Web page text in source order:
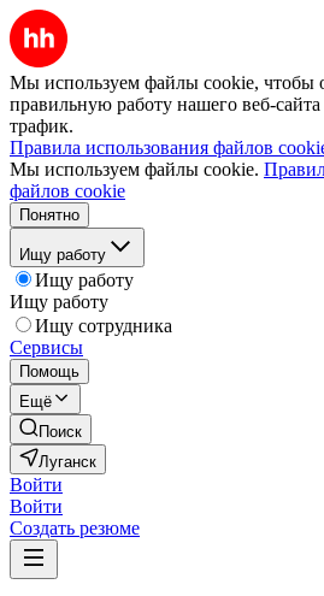
Мы используем файлы cookie, чтобы
правильную работу нашего веб-сайта
трафик.
Правила использования файлов
Мы используем файлы cookie.
файлов cookie
Понятно
Ищу работу
Ищу работу
Ищу работу
Ищу сотрудника
Сервисы
Помощь
Ещё
Поиск
Луганск
Войти
Войти
Создать резюме